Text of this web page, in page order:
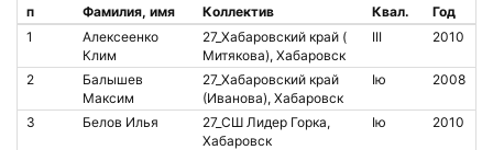
п
Фамилия, имя Коллектив Квал. Год
1
Алексеенко
Клим
27_Хабаровский край (
Митякова), Хабаровск
III 2010
2
Балышев
Максим
27_Хабаровский край
(Иванова), Хабаровск
Iю 2008
3 Белов Илья
27_СШ Лидер Горка,
Хабаровск
Iю 2010